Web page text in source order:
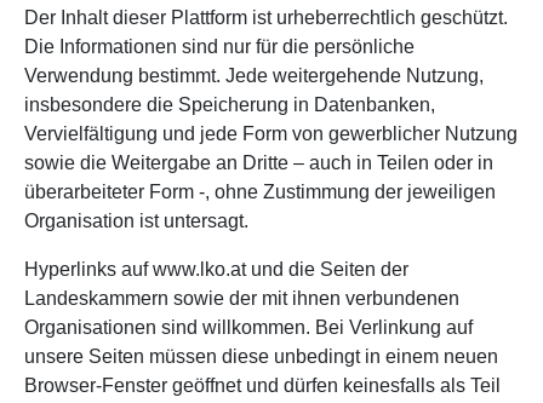
Der Inhalt dieser Plattform ist urheberrechtlich geschützt.
Die Informationen sind nur für die persönliche
Verwendung bestimmt. Jede weitergehende Nutzung,
insbesondere die Speicherung in Datenbanken,
Vervielfältigung und jede Form von gewerblicher Nutzung
sowie die Weitergabe an Dritte – auch in Teilen oder in
überarbeiteter Form -, ohne Zustimmung der jeweiligen
Organisation ist untersagt.
Hyperlinks auf www.lko.at und die Seiten der
Landeskammern sowie der mit ihnen verbundenen
Organisationen sind willkommen. Bei Verlinkung auf
unsere Seiten müssen diese unbedingt in einem neuen
Browser-Fenster geöffnet und dürfen keinesfalls als Teil